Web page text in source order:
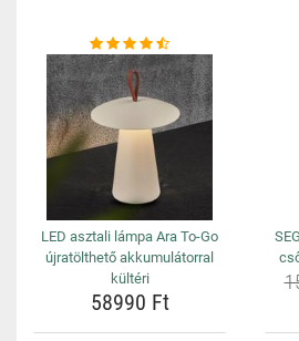
LED asztali lámpa Ara To-Go
újratölthető akkumulátorral
kültéri
58990 Ft